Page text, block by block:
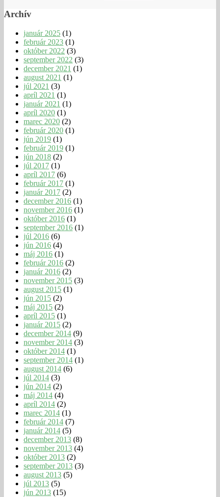
Archív
január 2025 (1)
február 2023 (1)
október 2022 (3)
september 2022 (3)
december 2021 (1)
august 2021 (1)
júl 2021 (3)
apríl 2021 (1)
január 2021 (1)
apríl 2020 (1)
marec 2020 (2)
február 2020 (1)
jún 2019 (1)
február 2019 (1)
jún 2018 (2)
júl 2017 (1)
apríl 2017 (6)
február 2017 (1)
január 2017 (2)
december 2016 (1)
november 2016 (1)
október 2016 (1)
september 2016 (1)
júl 2016 (6)
jún 2016 (4)
máj 2016 (1)
február 2016 (2)
január 2016 (2)
november 2015 (3)
august 2015 (1)
jún 2015 (2)
máj 2015 (2)
apríl 2015 (1)
január 2015 (2)
december 2014 (9)
november 2014 (3)
október 2014 (1)
september 2014 (1)
august 2014 (6)
júl 2014 (3)
jún 2014 (2)
máj 2014 (4)
apríl 2014 (2)
marec 2014 (1)
február 2014 (7)
január 2014 (5)
december 2013 (8)
november 2013 (4)
október 2013 (2)
september 2013 (3)
august 2013 (5)
júl 2013 (5)
jún 2013 (15)